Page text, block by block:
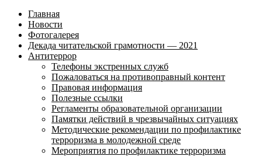
Главная
Новости
Фотогалерея
Декада читательской грамотности — 2021
Антитеррор
Телефоны экстренных служб
Пожаловаться на противоправный контент
Правовая информация
Полезные ссылки
Регламенты образовательной организации
Памятки действий в чрезвычайных ситуациях
Методические рекомендации по профилактике
терроризма в молодежной среде
Мероприятия по профилактике терроризма